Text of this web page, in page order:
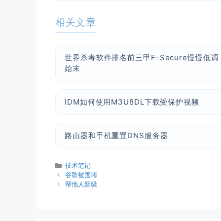
相关文章
世界杀毒软件排名前三甲F-Secure慢慢低调
始末
IDM如何使用M3U8DL下载受保护视频
路由器和手机重置DNS服务器
分
类
技术笔记
谷歌被围堵
帮他人晋级